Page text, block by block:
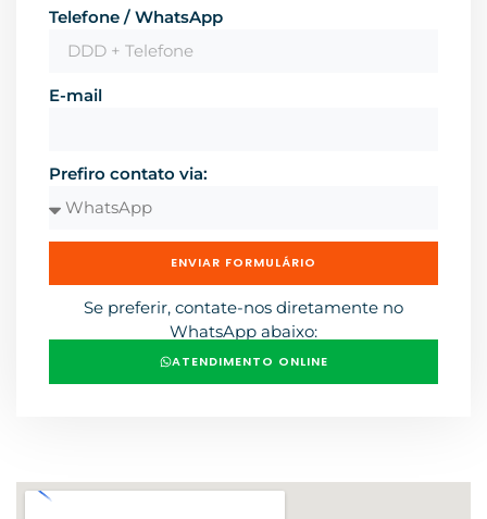
Telefone / WhatsApp
E-mail
Prefiro contato via:
ENVIAR FORMULÁRIO
Se preferir, contate-nos diretamente no
WhatsApp abaixo:
ATENDIMENTO ONLINE